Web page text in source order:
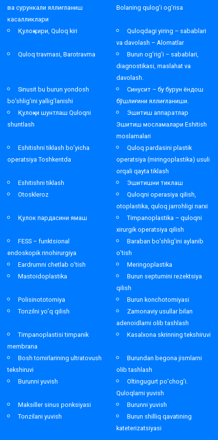
ва сурункали яллиғланиш
касалликлари
Bolaning qulog’i og’risa
Қулоқ кири, Quloq kiri
Quloqdagi yiring – sabablari
va davolash – Alomatlar
Quloq travmasi, Barotravma
Burun og’rig’i – sabablari,
diagnostikasi, maslahat va
davolash.
Sinusit bu burun yondosh
bo’shlig’ini yallig’lanishi
Синусит – бу бурун ёндош
бўшлиғини яллиғланиши.
Қулоқни шунтлаш Quloqni
shuntlash
Эшитиш аппаратлар
Эшитиш мосламалари Eshitish
moslamalari
Eshitishni tiklash bo’yicha
operatsiya Toshkentda
Quloq pardasini plastik
operatsiya (miringoplastika) usuli
orqali qayta tiklash
Eshitishni tiklash
Эшитишни тиклаш
Otoskleroz
Quloqni operasiya qilish,
otoplastika, quloq jarrohligi narxi
Қулок пардасини ямаш
Timpanoplastika – quloqni
xirurgik operatsiya qilish
FESS – funktsional
endoskopik rinohirurgiya
Baraban bo’shlig’ini aylanib
o’tish
Eardrumni chetlab o’tish
Meringoplastika
Mastoidoplastika
Burun septumini rezektsiya
qilish
Polisinototomiya
Burun konchotomiyasi
Tonzilni yo’q qilish
Zamonaviy usullar bilan
adenoidlarni olib tashlash
Timpanoplastisi timpanik
membrana
Kasalxona skrinning tekshiruvi
Bosh tomirlarining ultratovush
tekshiruvi
Burundan begona jismlarni
olib tashlash
Burunni yuvish
Oltingugurt po’chog’i.
Quloqlarni yuvish
Maksiller sinus ponksiyasi
Burunni yuvish
Tonzilani yuvish
Burun shilliq qavatining
kateterizatsiyasi